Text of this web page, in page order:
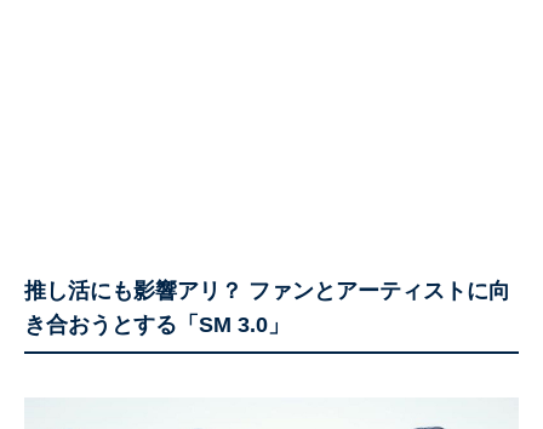
推し活にも影響アリ？ ファンとアーティストに向
き合おうとする「SM 3.0」